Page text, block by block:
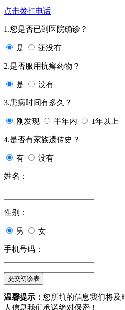
点击拨打电话
1.您是否已到医院确诊？
是 还没有
2.是否服用抗癣药物？
是 没有
3.患病时间有多久？
刚发现 半年内 1年以上
4.是否有家族遗传史？
有 没有
姓名：
性别：
男 女
手机号码：
温馨提示： 您所填的信息我们将及
人信息我们承诺绝对保密！